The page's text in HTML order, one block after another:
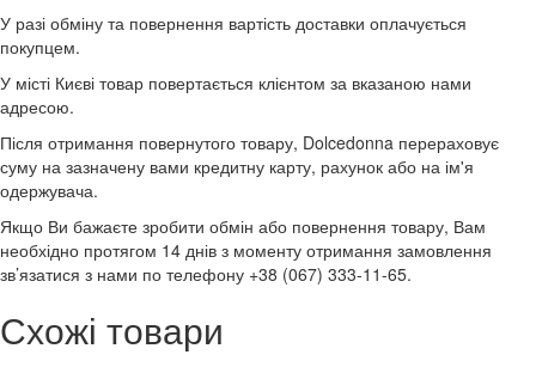
У разі обміну та повернення вартість доставки оплачується
покупцем.
У місті Києві товар повертається клієнтом за вказаною нами
адресою.
Після отримання повернутого товару, Dolcedonna перераховує
суму на зазначену вами кредитну карту, рахунок або на ім'я
одержувача.
Якщо Ви бажаєте зробити обмін або повернення товару, Вам
необхідно протягом 14 днів з моменту отримання замовлення
зв’язатися з нами по телефону +38 (067) 333-11-65.
Схожі товари